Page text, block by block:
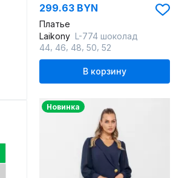
299.63 BYN
Платье
Laikony L-774 шоколад
44 46 48 50 52
В корзину
Новинка